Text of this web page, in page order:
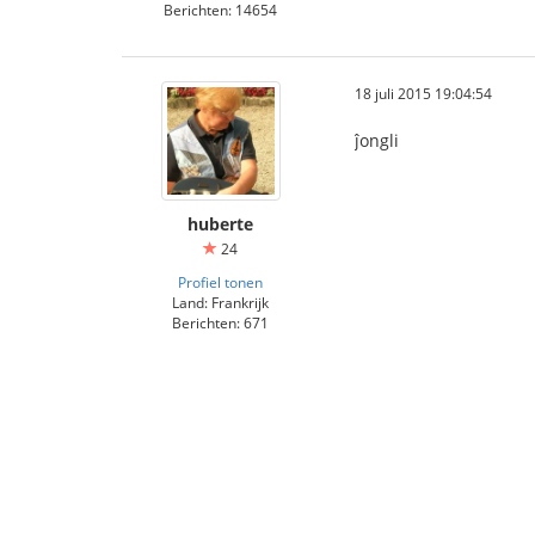
Berichten: 14654
huberte
24
Profiel tonen
Land: Frankrijk
Berichten: 671
18 juli 2015 19:04:54
ĵongli